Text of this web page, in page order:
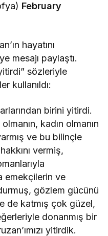
February
hayatını
mesajı paylaştı.
yitirdi” sözleriyle
kullanıldı:
birini yitirdi.
kadın olmanın
ve bu bilinçle
vermiş,
emekçilerin ve
gözlem gücünü
de katmış çok güzel,
donanmış bir
yitirdik.